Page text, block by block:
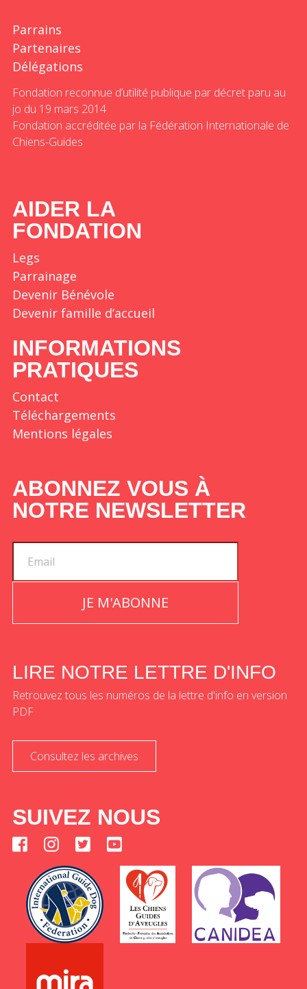
Parrains
Partenaires
Délégations
Fondation reconnue d’utilité publique par décret paru au
jo du 19 mars 2014
Fondation accréditée par la Fédération Internationale de
Chiens-Guides
AIDER LA
FONDATION
Legs
Parrainage
Devenir Bénévole
Devenir famille d’accueil
INFORMATIONS
PRATIQUES
Contact
Téléchargements
Mentions légales
ABONNEZ VOUS À
NOTRE NEWSLETTER
JE M'ABONNE
LIRE NOTRE LETTRE D'INFO
Retrouvez tous les numéros de la lettre d'info en version
PDF
Consultez les archives
SUIVEZ NOUS